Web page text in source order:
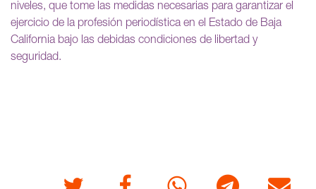
niveles, que tome las medidas necesarias para garantizar el
ejercicio de la profesión periodística en el Estado de Baja
California bajo las debidas condiciones de libertad y
seguridad.
Twitter FacebookWhatsappTelegram Correo